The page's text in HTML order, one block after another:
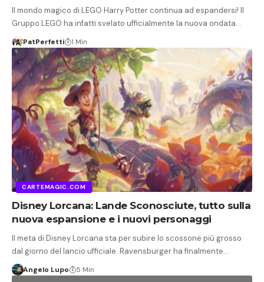
Il mondo magico di LEGO Harry Potter continua ad espandersi! Il
Gruppo LEGO ha infatti svelato ufficialmente la nuova ondata…
PatPerfetti 1 Min
CARTEMAGIC.COM
Disney Lorcana: Lande Sconosciute, tutto sulla
nuova espansione e i nuovi personaggi
Il meta di Disney Lorcana sta per subire lo scossone più grosso
dal giorno del lancio ufficiale. Ravensburger ha finalmente…
Angelo Lupo 5 Min